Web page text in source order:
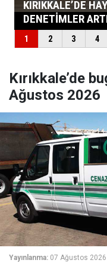
Kırıkkale’de
Ağustos 2026
Yayınlanma: 07 Ağustos